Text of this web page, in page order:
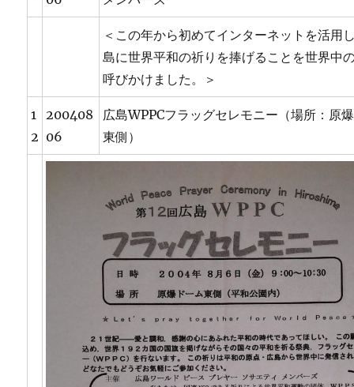
＜この年から初めてインターネットを活用
島に世界平和の祈りを捧げることを世界中
呼びかけました。＞
1
2
200408
06
広島WPPCフラッグセレモニー（場所：原
東側）